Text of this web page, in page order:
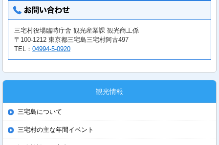
三宅村役場臨時庁舎 観光産業課 観光商工係
〒100-1212 東京都三宅島三宅村阿古497
TEL： 04994-5-0920
観光情報
三宅島について
三宅村の主な年間イベント